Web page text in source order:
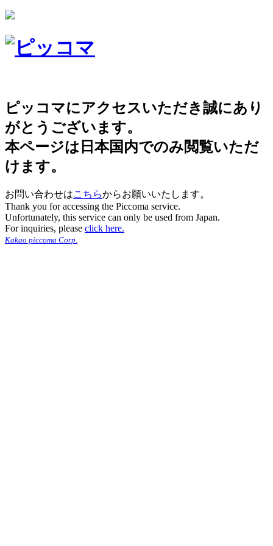
ピッコマにアクセスいただき誠にあり
がとうございます。
本ページは日本国内でのみ閲覧いただ
けます。
お問い合わせはこちらからお願いいたします。
Thank you for accessing the Piccoma service.
Unfortunately, this service can only be used from Japan.
For inquiries, please click here.
Kakao piccoma Corp.